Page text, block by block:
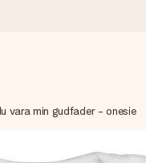
– så att du kan ge den
vara min gudfader - onesie